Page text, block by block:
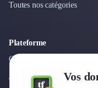
Vos
Bureaux d'Entreprise
Impression
Logistique
Traduction
Traiteur & Restauration
Toutes nos catégories
Plateforme
Connexion
Tarifs